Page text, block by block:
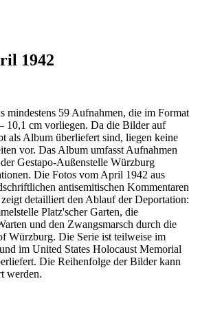
1942
mindestens 59 Aufnahmen, die im Format
10,1 cm vorliegen. Da die Bilder auf
als Album überliefert sind, liegen keine
vor. Das Album umfasst Aufnahmen
Gestapo-Außenstelle Würzburg
Die Fotos vom April 1942 aus
antisemitischen Kommentaren
detailliert den Ablauf der Deportation:
Platz'scher Garten, die
und den Zwangsmarsch durch die
Würzburg. Die Serie ist teilweise im
im United States Holocaust Memorial
Die Reihenfolge der Bilder kann
werden.